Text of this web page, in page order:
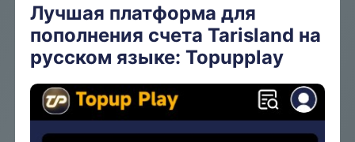
Лучшая платформа для
пополнения счета Tarisland на
русском языке: Topupplay